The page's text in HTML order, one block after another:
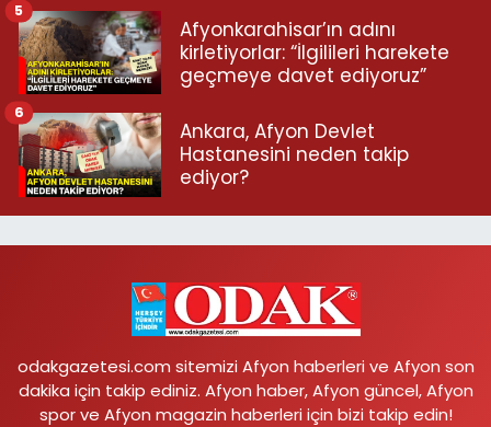
Afyonkarahisar’ın adını
kirletiyorlar: “İlgilileri harekete
geçmeye davet ediyoruz”
5
Ankara, Afyon Devlet
Hastanesini neden takip
ediyor?
6
odakgazetesi.com sitemizi Afyon haberleri ve Afyon son
dakika için takip ediniz. Afyon haber, Afyon güncel, Afyon
spor ve Afyon magazin haberleri için bizi takip edin!